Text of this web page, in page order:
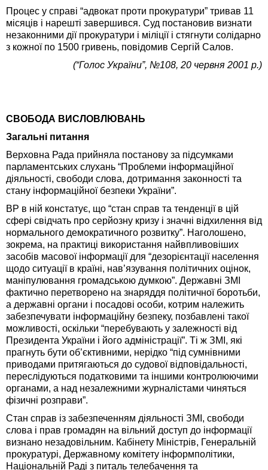
Процес у справі “адвокат проти прокуратури” тривав 11
місяців і нарешті завершився. Суд постановив визнати
незаконними дії прокуратури і міліції і стягнути солідарно
з кожної по 1500 гривень, повідомив Сергій Салов.
(“Голос України”, №108, 20 червня 2001 р.)
СВОБОДА ВИСЛОВЛЮВАНЬ
Загальні питання
Верховна Рада прийняла постанову за підсумками
парламентських слухань “Проблеми інформаційної
діяльності, свободи слова, дотримання законності та
стану інформаційної безпеки України”.
ВР в ній констатує, що “стан справ та тенденції в цій
сфері свідчать про серйозну кризу і значні відхилення від
нормального демократичного розвитку”. Наголошено,
зокрема, на практиці використання найвпливовіших
засобів масової інформації для “дезорієнтації населення
щодо ситуації в країні, нав’язування політичних оцінок,
маніпулювання громадською думкою”. Державні ЗМІ
фактично перетворено на знаряддя політичної боротьби,
а державні органи і посадові особи, котрим належить
забезпечувати інформаційну безпеку, позбавлені такої
можливості, оскільки “перебувають у залежності від
Президента України і його адміністрації”. Ті ж ЗМІ, які
прагнуть бути об’єктивними, нерідко “під сумнівними
приводами притягаються до судової відповідальності,
переслідуються податковими та іншими контролюючими
органами, а над незалежними журналістами чиняться
фізичні розправи”.
Стан справ із забезпеченням діяльності ЗМІ, свободи
слова і прав громадян на вільний доступ до інформації
визнано незадовільним. Кабінету Міністрів, Генеральній
прокуратурі, Державному комітету інформполітики,
Національній Раді з питаль телебачення та